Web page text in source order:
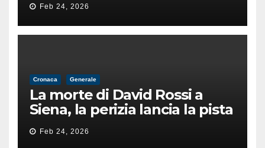
male
Feb 24, 2026
Cronaca Generale
La morte di David Rossi a
Siena, la perizia lancia la pista
di un’intimidazione finita
male
Feb 24, 2026